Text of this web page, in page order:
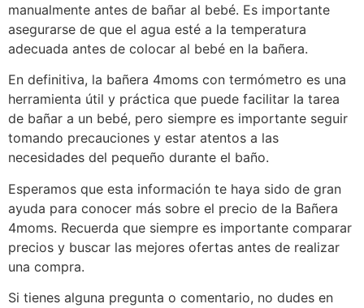
manualmente antes de bañar al bebé. Es importante
asegurarse de que el agua esté a la temperatura
adecuada antes de colocar al bebé en la bañera.
En definitiva, la bañera 4moms con termómetro es una
herramienta útil y práctica que puede facilitar la tarea
de bañar a un bebé, pero siempre es importante seguir
tomando precauciones y estar atentos a las
necesidades del pequeño durante el baño.
Esperamos que esta información te haya sido de gran
ayuda para conocer más sobre el precio de la Bañera
4moms. Recuerda que siempre es importante comparar
precios y buscar las mejores ofertas antes de realizar
una compra.
Si tienes alguna pregunta o comentario, no dudes en